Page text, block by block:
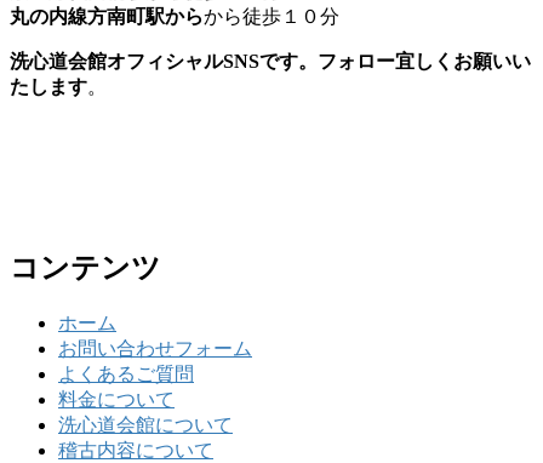
丸の内線方南町駅からから徒歩１０分
洗心道会館オフィシャルSNSです。フォロー宜しくお願いい
たします。
コンテンツ
ホーム
お問い合わせフォーム
よくあるご質問
料金について
洗心道会館について
稽古内容について